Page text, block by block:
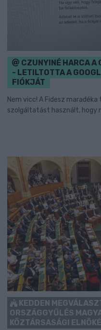
CZUNYINÉ HARCA A
- LETILTOTTA A
FIÓKJÁT
Nem vicc! A Fidesz
szolgáltatást használt, hogy
KEDDEN
ORSZÁGGYŰLÉS
KÖZTÁRSASÁGI